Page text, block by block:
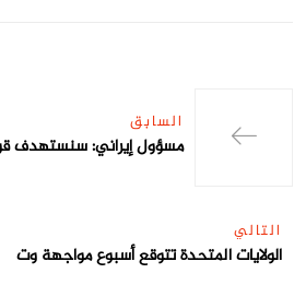
السابق
مسؤول إيراني: سنستهدف
التالي
الولايات المتحدة تتوقع أسبوع مواجهة وت